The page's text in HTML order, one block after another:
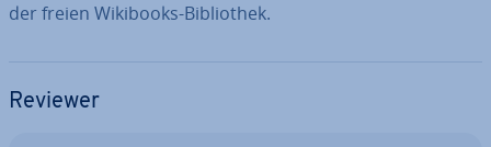
der freien Wikibooks-Bi­blio­thek.
Reviewer